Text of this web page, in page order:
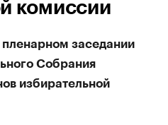
комиссии
заседании
Собрания
избирательной